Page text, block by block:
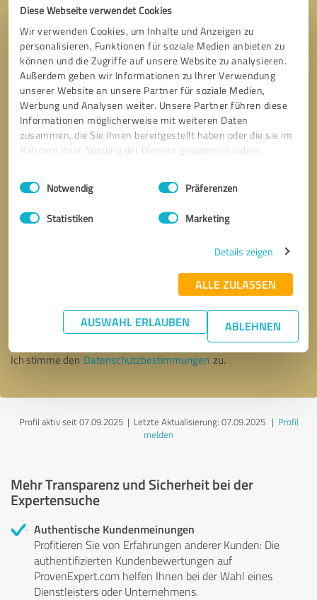
Diese Webseite verwendet Cookies
Wir verwenden Cookies, um Inhalte und Anzeigen zu
personalisieren, Funktionen für soziale Medien anbieten zu
können und die Zugriffe auf unsere Website zu analysieren.
Außerdem geben wir Informationen zu Ihrer Verwendung
unserer Website an unsere Partner für soziale Medien,
Werbung und Analysen weiter. Unsere Partner führen diese
Informationen möglicherweise mit weiteren Daten
zusammen, die Sie ihnen bereitgestellt haben oder die sie im
Rahmen Ihrer Nutzung der Dienste gesammelt haben.
Impressum Datenschutzbestimmungen
Einwilligungsauswahl
Notwendig Präferenzen
Statistiken Marketing
Details zeigen
ALLE ZULASSEN
AUSWAHL ERLAUBEN ABLEHNEN
* Erforderliche Angaben
Nachricht senden
Ich stimme den Datenschutzbestimmungen zu.
Profil aktiv seit 07.09.2025 | Letzte Aktualisierung: 07.09.2025| Profil
melden
Mehr Transparenz und Sicherheit bei der
Expertensuche
Authentische Kundenmeinungen
Profitieren Sie von Erfahrungen anderer Kunden: Die
authentifizierten Kundenbewertungen auf
ProvenExpert.com helfen Ihnen bei der Wahl eines
Dienstleisters oder Unternehmens.